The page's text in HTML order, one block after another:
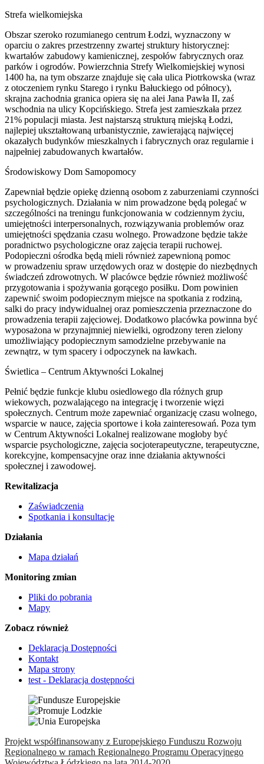
Strefa wielkomiejska
Obszar szeroko rozumianego centrum Łodzi, wyznaczony w
oparciu o zakres przestrzenny zwartej struktury historycznej:
kwartałów zabudowy kamienicznej, zespołów fabrycznych oraz
parków i ogrodów. Powierzchnia Strefy Wielkomiejskiej wynosi
1400 ha, na tym obszarze znajduje się cała ulica Piotrkowska (wraz
z otoczeniem rynku Starego i rynku Bałuckiego od północy),
skrajna zachodnia granica opiera się na alei Jana Pawła II, zaś
wschodnia na ulicy Kopcińskiego. Strefa jest zamieszkała przez
21% populacji miasta. Jest najstarszą strukturą miejską Łodzi,
najlepiej ukształtowaną urbanistycznie, zawierającą najwięcej
okazałych budynków mieszkalnych i fabrycznych oraz regularnie i
najpełniej zabudowanych kwartałów.
Środowiskowy Dom Samopomocy
Zapewniał będzie opiekę dzienną osobom z zaburzeniami czynności
psychologicznych. Działania w nim prowadzone będą polegać w
szczególności na treningu funkcjonowania w codziennym życiu,
umiejętności interpersonalnych, rozwiązywania problemów oraz
umiejętności spędzania czasu wolnego. Prowadzone będzie także
poradnictwo psychologiczne oraz zajęcia terapii ruchowej.
Podopieczni ośrodka będą mieli również zapewnioną pomoc
w prowadzeniu spraw urzędowych oraz w dostępie do niezbędnych
świadczeń zdrowotnych. W placówce będzie również możliwość
przygotowania i spożywania gorącego posiłku. Dom powinien
zapewnić swoim podopiecznym miejsce na spotkania z rodziną,
salki do pracy indywidualnej oraz pomieszczenia przeznaczone do
prowadzenia terapii zajęciowej. Dodatkowo placówka powinna być
wyposażona w przynajmniej niewielki, ogrodzony teren zielony
umożliwiający podopiecznym samodzielne przebywanie na
zewnątrz, w tym spacery i odpoczynek na ławkach.
Świetlica – Centrum Aktywności Lokalnej
Pełnić będzie funkcje klubu osiedlowego dla różnych grup
wiekowych, pozwalającego na integrację i tworzenie więzi
społecznych. Centrum może zapewniać organizację czasu wolnego,
wsparcie w nauce, zajęcia sportowe i koła zainteresowań. Poza tym
w Centrum Aktywności Lokalnej realizowane mogłoby być
wsparcie psychologiczne, zajęcia socjoterapeutyczne, terapeutyczne,
korekcyjne, kompensacyjne oraz inne działania aktywności
społecznej i zawodowej.
Rewitalizacja
Zaświadczenia
Spotkania i konsultacje
Działania
Mapa działań
Monitoring zmian
Pliki do pobrania
Mapy
Zobacz również
Deklaracja Dostępności
Kontakt
Mapa strony
test - Deklaracja dostępności
Projekt współfinansowany z Europejskiego Funduszu Rozwoju
Regionalnego w ramach Regionalnego Programu Operacyjnego